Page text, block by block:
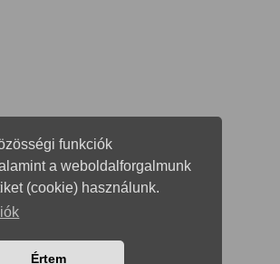
funkciók
a weboldalforgalmunk
(cookie) használunk.
Értem